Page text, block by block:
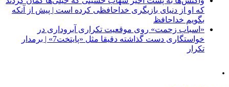
که او از دنیای بازیگری خداحافظی کرده است | پیش از آنکه
بگویم خداحافظ
«اسباب زحمت» روی موقعیت تکراری آبروداری در
خواستگاری دست گذاشته دقیقا مثل «پایتخت7» | برمدار
تکرار
.